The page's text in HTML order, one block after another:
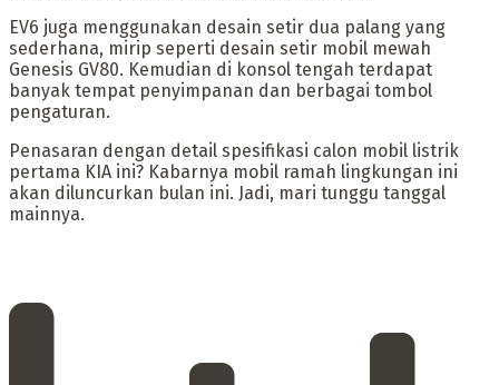
EV6 juga menggunakan desain setir dua palang yang
sederhana, mirip seperti desain setir mobil mewah
Genesis GV80. Kemudian di konsol tengah terdapat
banyak tempat penyimpanan dan berbagai tombol
pengaturan.
Penasaran dengan detail spesifikasi calon mobil listrik
pertama KIA ini? Kabarnya mobil ramah lingkungan ini
akan diluncurkan bulan ini. Jadi, mari tunggu tanggal
mainnya.